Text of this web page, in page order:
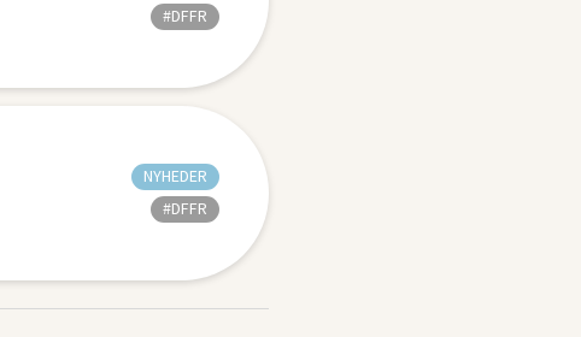
#DFFR
NYHEDER
#DFFR